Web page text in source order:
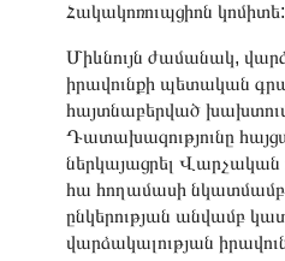
Հակակոռուպցիոն կոմիտե:
Միևնույն ժամանակ,
իրավունքի պետական
հայտնաբերված
Դատախազությունը
ներկայացրել
հա հողամասի
ընկերության անվամբ
վարձակալության